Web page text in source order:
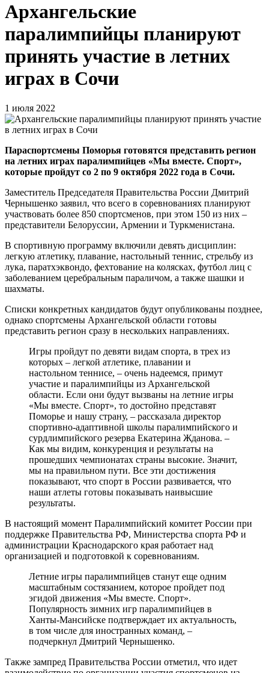
Архангельские
паралимпийцы планируют
принять участие в летних
играх в Сочи
1 июля 2022
Параспортсмены Поморья готовятся представить регион
на летних играх паралимпийцев «Мы вместе. Спорт»,
которые пройдут со 2 по 9 октября 2022 года в Сочи.
Заместитель Председателя Правительства России Дмитрий
Чернышенко заявил, что всего в соревнованиях планируют
участвовать более 850 спортсменов, при этом 150 из них –
представители Белоруссии, Армении и Туркменистана.
В спортивную программу включили девять дисциплин:
легкую атлетику, плавание, настольный теннис, стрельбу из
лука, паратхэквондо, фехтование на колясках, футбол лиц с
заболеванием церебральным параличом, а также шашки и
шахматы.
Списки конкретных кандидатов будут опубликованы позднее,
однако спортсмены Архангельской области готовы
представить регион сразу в нескольких направлениях.
Игры пройдут по девяти видам спорта, в трех из
которых – легкой атлетике, плавании и
настольном теннисе, – очень надеемся, примут
участие и паралимпийцы из Архангельской
области. Если они будут вызваны на летние игры
«Мы вместе. Спорт», то достойно представят
Поморье и нашу страну, – рассказала директор
спортивно-адаптивной школы паралимпийского и
сурдлимпийского резерва Екатерина Жданова. –
Как мы видим, конкуренция и результаты на
прошедших чемпионатах страны высокие. Значит,
мы на правильном пути. Все эти достижения
показывают, что спорт в России развивается, что
наши атлеты готовы показывать наивысшие
результаты.
В настоящий момент Паралимпийский комитет России при
поддержке Правительства РФ, Министерства спорта РФ и
администрации Краснодарского края работает над
организацией и подготовкой к соревнованиям.
Летние игры паралимпийцев станут еще одним
масштабным состязанием, которое пройдет под
эгидой движения «Мы вместе. Спорт».
Популярность зимних игр паралимпийцев в
Ханты-Мансийске подтверждает их актуальность,
в том числе для иностранных команд, –
подчеркнул Дмитрий Чернышенко.
Также зампред Правительства России отметил, что идет